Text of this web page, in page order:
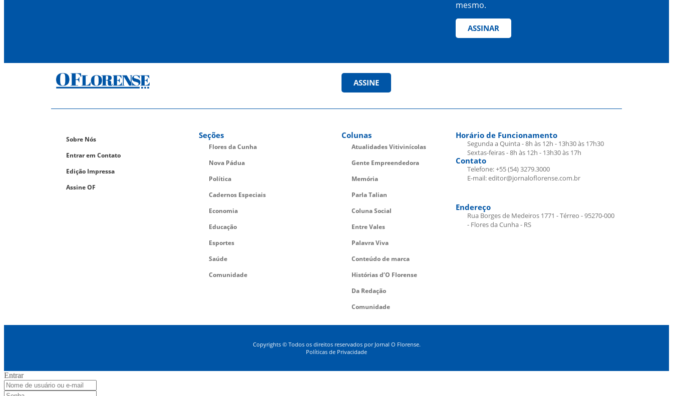
mesmo.
ASSINAR
ASSINE
Sobre Nós
Entrar em Contato
Edição Impressa
Assine OF
Seções
Flores da Cunha
Nova Pádua
Política
Cadernos Especiais
Economia
Educação
Esportes
Saúde
Comunidade
Colunas
Atualidades Vitivinícolas
Gente Empreendedora
Memória
Parla Talian
Coluna Social
Entre Vales
Palavra Viva
Conteúdo de marca
Histórias d’O Florense
Da Redação
Comunidade
Horário de Funcionamento
Segunda a Quinta - 8h às 12h - 13h30 às 17h30
Sextas-feiras - 8h às 12h - 13h30 às 17h
Contato
Telefone: +55 (54) 3279.3000
E-mail: editor@jornaloflorense.com.br
Endereço
Rua Borges de Medeiros 1771 - Térreo - 95270-000
- Flores da Cunha - RS
Copyrights © Todos os direitos reservados por Jornal O Florense.
Políticas de Privacidade
Entrar